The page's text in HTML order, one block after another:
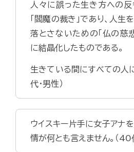
人々に誤った生き方への
「閻魔の裁き」であり、人
落とさないための「仏の慈
に結晶化したものである。
生きている間にすべての人
代・男性）
ウイスキー片手に女子アナ
情が何とも言えません。（40